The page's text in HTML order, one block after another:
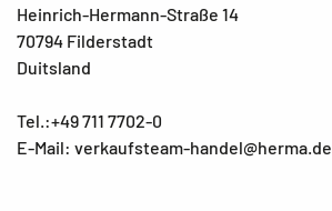
Heinrich-Hermann-Straße 14
70794 Filderstadt
Duitsland
Tel.:+49 711 7702-0
E-Mail: verkaufsteam-handel@herma.de